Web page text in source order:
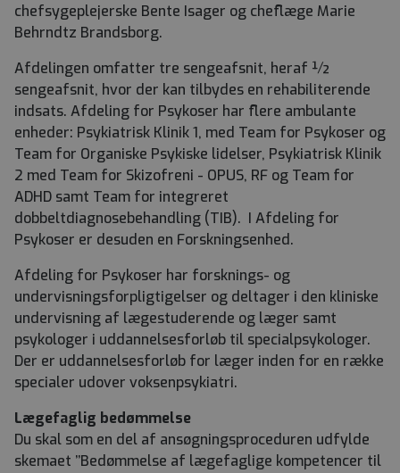
chefsygeplejerske Bente Isager og cheflæge Marie
Behrndtz Brandsborg.
Afdelingen omfatter tre sengeafsnit, heraf ½
sengeafsnit, hvor der kan tilbydes en rehabiliterende
indsats. Afdeling for Psykoser har flere ambulante
enheder: Psykiatrisk Klinik 1, med Team for Psykoser og
Team for Organiske Psykiske lidelser, Psykiatrisk Klinik
2 med Team for Skizofreni - OPUS, RF og Team for
ADHD samt Team for integreret
dobbeltdiagnosebehandling (TIB). I Afdeling for
Psykoser er desuden en Forskningsenhed.
Afdeling for Psykoser har forsknings- og
undervisningsforpligtigelser og deltager i den kliniske
undervisning af lægestuderende og læger samt
psykologer i uddannelsesforløb til specialpsykologer.
Der er uddannelsesforløb for læger inden for en række
specialer udover voksenpsykiatri.
Lægefaglig bedømmelse
Du skal som en del af ansøgningsproceduren udfylde
skemaet ’’Bedømmelse af lægefaglige kompetencer til